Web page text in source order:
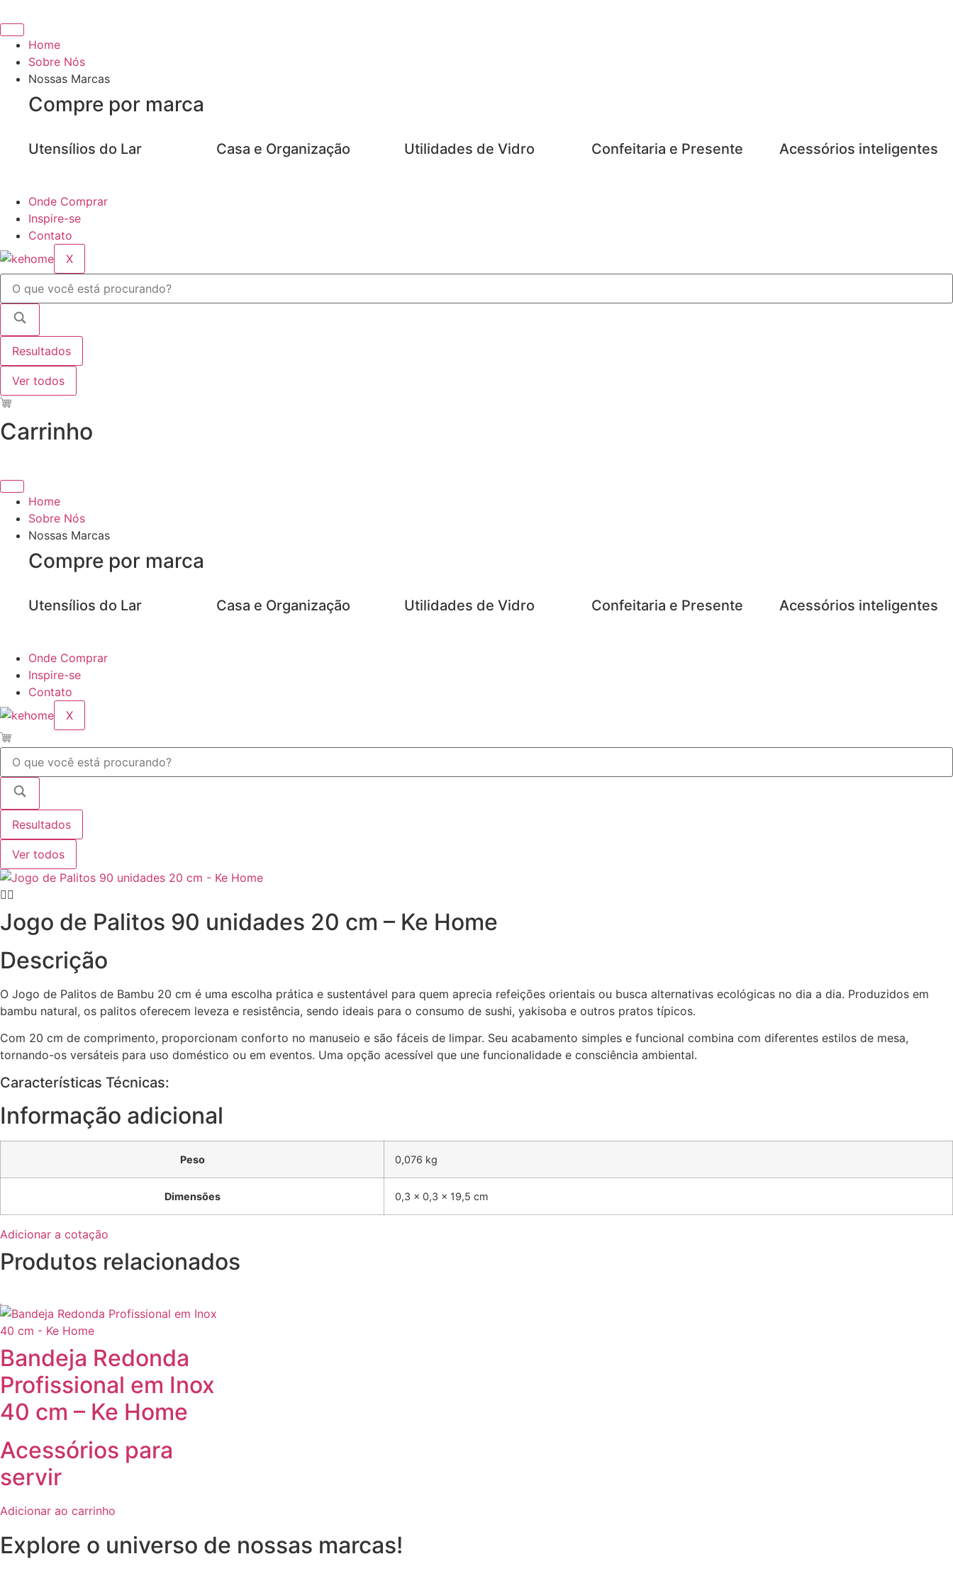
para
conteúdo
Home
Sobre Nós
Nossas Marcas
Compre por marca
Utensílios do Lar Casa e Organização Utilidades de Vidro Confeitaria e Presente Acessórios inteligentes
Onde Comprar
Inspire-se
Contato
X
Pesquisar
Resultados
Ver todos
Carrinho
Home
Sobre Nós
Nossas Marcas
Compre por marca
Utensílios do Lar Casa e Organização Utilidades de Vidro Confeitaria e Presente Acessórios inteligentes
Onde Comprar
Inspire-se
Contato
X
Pesquisar
Resultados
Ver todos
Jogo de Palitos 90 unidades 20 cm – Ke Home
Descrição
O Jogo de Palitos de Bambu 20 cm é uma escolha prática e sustentável para quem aprecia refeições orientais ou busca alternativas ecológicas no dia a dia. Produzidos em
bambu natural, os palitos oferecem leveza e resistência, sendo ideais para o consumo de sushi, yakisoba e outros pratos típicos.
Com 20 cm de comprimento, proporcionam conforto no manuseio e são fáceis de limpar. Seu acabamento simples e funcional combina com diferentes estilos de mesa,
tornando-os versáteis para uso doméstico ou em eventos. Uma opção acessível que une funcionalidade e consciência ambiental.
Características Técnicas:
Informação adicional
Peso 0,076 kg
Dimensões 0,3 × 0,3 × 19,5 cm
Adicionar a cotação
Produtos relacionados
Bandeja Redonda
Profissional em Inox
40 cm – Ke Home
Acessórios para
servir
Adicionar ao carrinho
Explore o universo de nossas marcas!